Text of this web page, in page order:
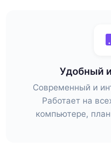
Удобный
Современный и
Работает на
компьютере,